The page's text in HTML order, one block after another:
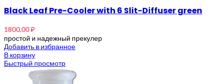
Black Leaf Pre-Cooler with 6 Slit-Diffuser green
1800,00₽
простой и надежный прекулер
Добавить в избранное
В корзину
Быстрый просмотр